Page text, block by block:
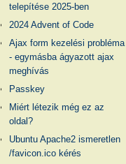
telepítése 2025-ben
2024 Advent of Code
Ajax form kezelési probléma
- egymásba ágyazott ajax
meghívás
Passkey
Miért létezik még ez az
oldal?
Ubuntu Apache2 ismeretlen
/favicon.ico kérés